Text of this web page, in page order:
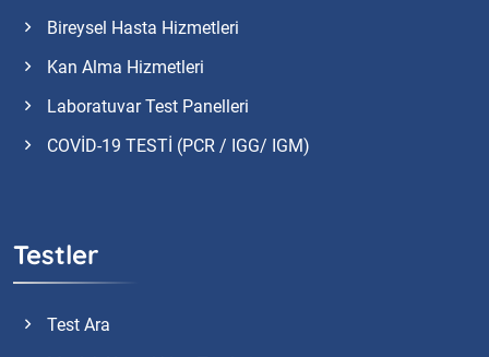
Bireysel Hasta Hizmetleri
Kan Alma Hizmetleri
Laboratuvar Test Panelleri
COVİD-19 TESTİ (PCR / IGG/ IGM)
Testler
Test Ara